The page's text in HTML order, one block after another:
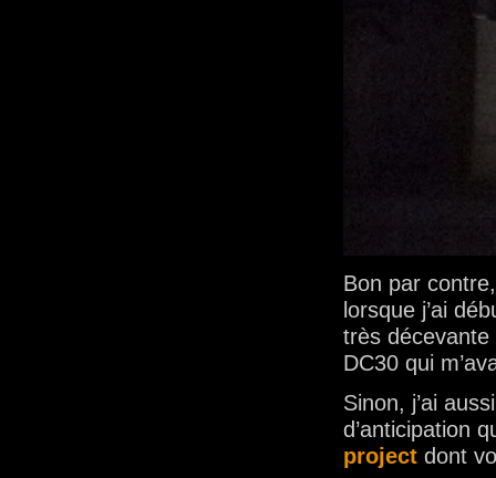
Bon par
lorsque j’ai
très décevante
DC30 qui
Sinon, j’ai
d’anticipation
project dont